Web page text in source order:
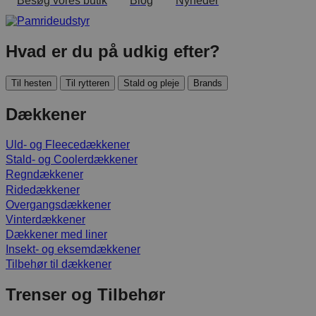
Hvad er du på udkig efter?
Til hesten Til rytteren Stald og pleje Brands
Dækkener
Uld- og Fleecedækkener
Stald- og Coolerdækkener
Regndækkener
Ridedækkener
Overgangsdækkener
Vinterdækkener
Dækkener med liner
Insekt- og eksemdækkener
Tilbehør til dækkener
Trenser og Tilbehør